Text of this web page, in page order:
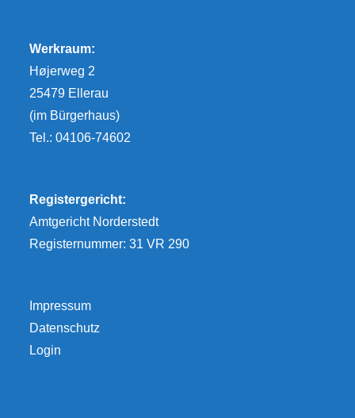
Werkraum:
Højerweg 2
25479 Ellerau
(im Bürgerhaus)
Tel.: 04106-74602
Registergericht:
Amtgericht Norderstedt
Registernummer: 31 VR 290
Impressum
Datenschutz
Login